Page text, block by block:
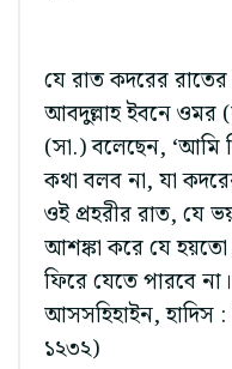
যে রাত কদরের রাতের
আবদুল্লাহ ইবনে ওমর
(সা.) বলেছেন, ‘আমি
কথা বলব না, যা
ওই প্রহরীর রাত, যে
আশঙ্কা করে যে হয়তো
ফিরে যেতে পারবে
আসসহিহাইন, হাদিস
১২৩২)